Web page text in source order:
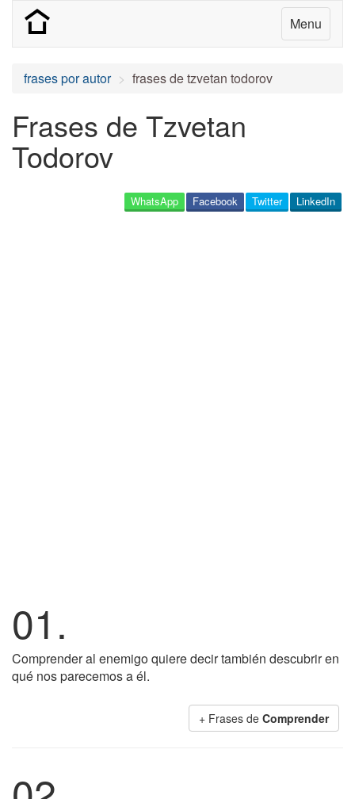
Menu
frases por autor frases de tzvetan todorov
Frases de Tzvetan
Todorov
LinkedIn
Twitter
Facebook
WhatsApp
01.
Comprender al enemigo quiere decir también descubrir en
qué nos parecemos a él.
+ Frases de Comprender